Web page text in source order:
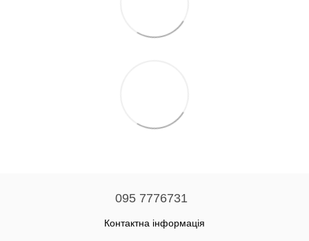
095 7776731
Контактна інформація